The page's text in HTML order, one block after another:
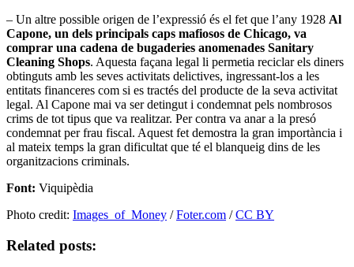
– Un altre possible origen de l’expressió és el fet que l’any 1928 Al
Capone, un dels principals caps mafiosos de Chicago, va
comprar una cadena de bugaderies anomenades Sanitary
Cleaning Shops. Aquesta façana legal li permetia reciclar els diners
obtinguts amb les seves activitats delictives, ingressant-los a les
entitats financeres com si es tractés del producte de la seva activitat
legal. Al Capone mai va ser detingut i condemnat pels nombrosos
crims de tot tipus que va realitzar. Per contra va anar a la presó
condemnat per frau fiscal. Aquest fet demostra la gran importància i
al mateix temps la gran dificultat que té el blanqueig dins de les
organitzacions criminals.
Font: Viquipèdia
Photo credit: Images_of_Money /Foter.com /CC BY
Related posts: